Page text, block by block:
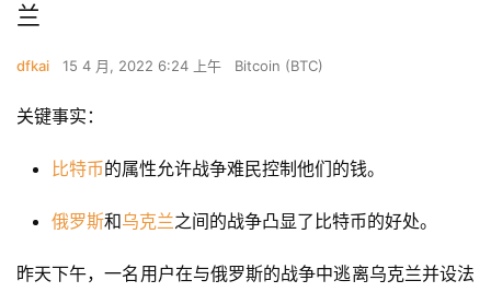
兰
dfkai 15 4 月, 2022 6:24 上午 Bitcoin (BTC)
关键事实：
比特币的属性允许战争难民控制他们的钱。
俄罗斯和乌克兰之间的战争凸显了比特币的好处。
昨天下午，一名用户在与俄罗斯的战争中逃离乌克兰并设法